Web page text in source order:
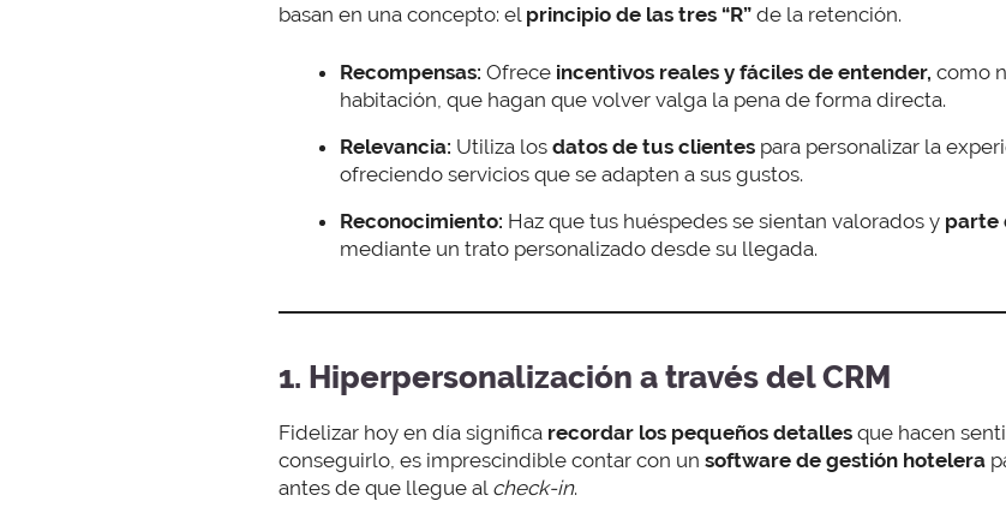
basan en una concepto: el principio de las tres “R” de la retención.
Recompensas: Ofrece incentivos reales y fáciles de entender, como
habitación, que hagan que volver valga la pena de forma directa.
Relevancia: Utiliza los datos de tus clientes para personalizar la
ofreciendo servicios que se adapten a sus gustos.
Reconocimiento: Haz que tus huéspedes se sientan valorados y parte
mediante un trato personalizado desde su llegada.
1. Hiperpersonalización a través del CRM
Fidelizar hoy en día significa recordar los pequeños detalles que hacen
conseguirlo, es imprescindible contar con un software de gestión hotelera
antes de que llegue al check-in.